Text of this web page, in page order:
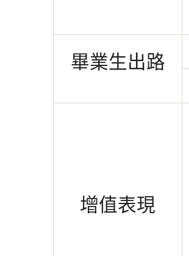
畢業生出路
增值表現